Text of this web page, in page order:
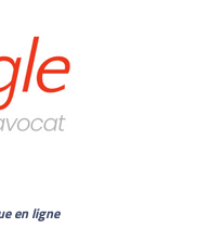
en ligne